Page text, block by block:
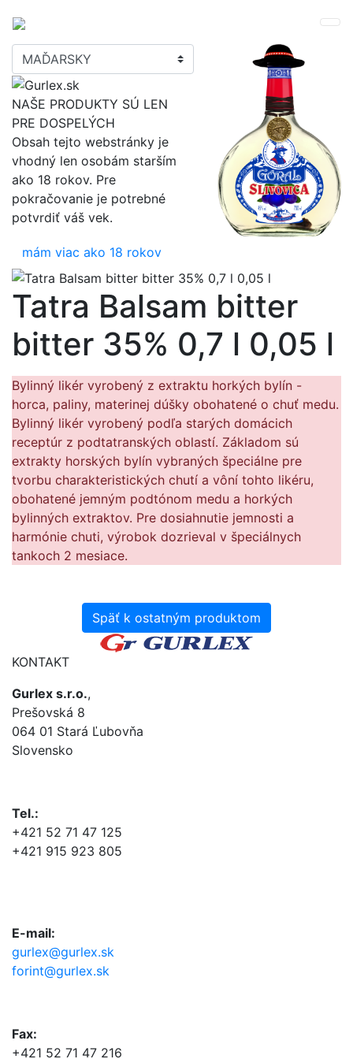
NAŠE PRODUKTY SÚ LEN
PRE DOSPELÝCH
Obsah tejto webstránky je
vhodný len osobám starším
ako 18 rokov. Pre
pokračovanie je potrebné
potvrdiť váš vek.
mám viac ako 18 rokov
Tatra Balsam bitter
bitter 35% 0,7 l 0,05 l
Bylinný likér vyrobený z extraktu horkých bylín -
horca, paliny, materinej dúšky obohatené o chuť medu.
Bylinný likér vyrobený podľa starých domácich
receptúr z podtatranských oblastí. Základom sú
extrakty horských bylín vybraných špeciálne pre
tvorbu charakteristických chutí a vôní tohto likéru,
obohatené jemným podtónom medu a horkých
bylinných extraktov. Pre dosiahnutie jemnosti a
harmónie chuti, výrobok dozrieval v špeciálnych
tankoch 2 mesiace.
Späť k ostatným produktom
KONTAKT
Gurlex s.r.o.,
Prešovská 8
064 01 Stará Ľubovňa
Slovensko
Tel.:
+421 52 71 47 125
+421 915 923 805
E-mail:
gurlex@gurlex.sk
forint@gurlex.sk
Fax:
+421 52 71 47 216